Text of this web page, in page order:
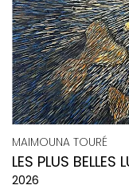
MAIMOUNA TOURÉ
LES PLUS BELLES
2026